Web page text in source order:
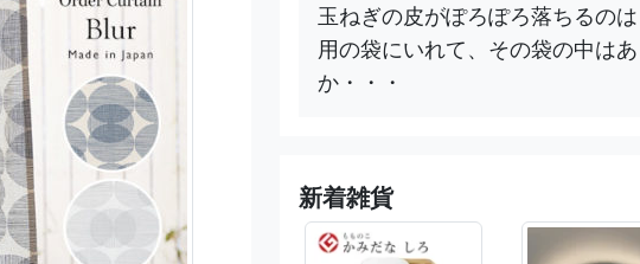
玉ねぎの皮がぽろぽろ落ちるの
用の袋にいれて、その袋の中は
か・・・
新着雑貨